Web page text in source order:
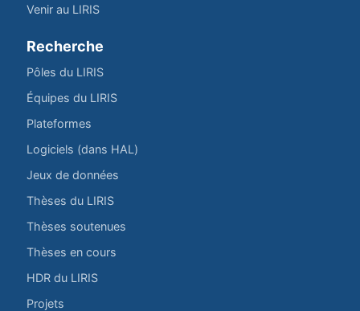
Venir au LIRIS
Recherche
Pôles du LIRIS
Équipes du LIRIS
Plateformes
Logiciels (dans HAL)
Jeux de données
Thèses du LIRIS
Thèses soutenues
Thèses en cours
HDR du LIRIS
Projets